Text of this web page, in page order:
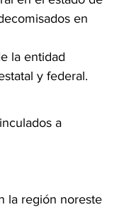
en
la entidad
y federal.
a
la región noreste